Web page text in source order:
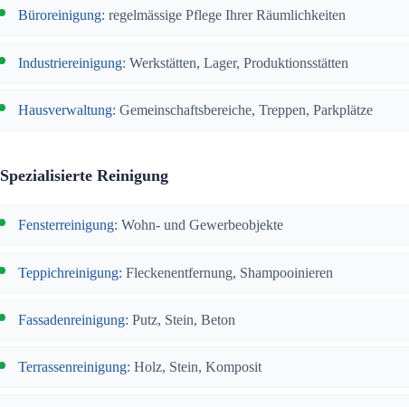
Büroreinigung: regelmässige Pflege Ihrer Räumlichkeiten
Industriereinigung: Werkstätten, Lager, Produktionsstätten
Hausverwaltung: Gemeinschaftsbereiche, Treppen, Parkplätze
Spezialisierte Reinigung
Fensterreinigung: Wohn- und Gewerbeobjekte
Teppichreinigung: Fleckenentfernung, Shampooinieren
Fassadenreinigung: Putz, Stein, Beton
Terrassenreinigung: Holz, Stein, Komposit